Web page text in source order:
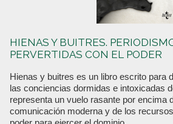
HIENAS Y BUITRES.
PERVERTIDAS CON EL PODER
Hienas y buitres es un libro escrito para
las conciencias dormidas e intoxicadas
representa un vuelo rasante por encima
comunicación moderna y de los